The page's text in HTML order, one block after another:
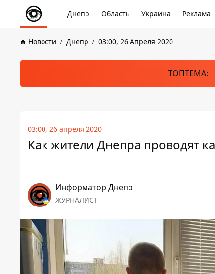
Днепр Область Украина Реклама
Новости Днепр 03:00, 26 Апреля 2020
ТОПТЕМА:
03:00, 26 апреля 2020
Как жители Днепра проводят
Информатор Днепр
ЖУРНАЛИСТ